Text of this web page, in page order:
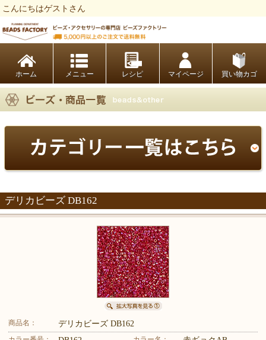
こんにちはゲストさん
ホーム レシピ マイページ 買い物カゴ
デリカビーズ DB162
商品名： デリカビーズ DB162